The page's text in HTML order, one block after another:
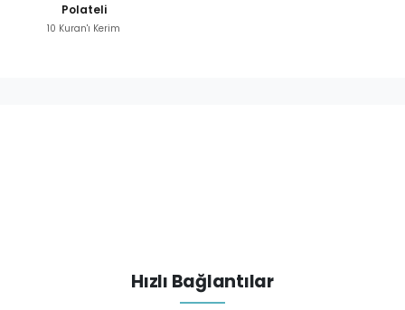
Polateli
10 Kuran'ı Kerim
Hızlı Bağlantılar